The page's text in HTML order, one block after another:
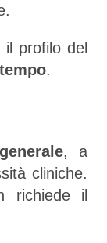
profilo del
.
, a
cliniche.
il